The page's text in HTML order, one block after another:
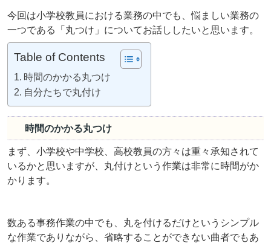
今回は小学校教員における業務の中でも、悩ましい業務の
一つである「丸つけ」についてお話ししたいと思います。
Table of Contents
時間のかかる丸つけ
自分たちで丸付け
時間のかかる丸つけ
まず、小学校や中学校、高校教員の方々は重々承知されて
いるかと思いますが、丸付けという作業は非常に時間がか
かります。
数ある事務作業の中でも、丸を付けるだけというシンプル
な作業でありながら、省略することができない曲者でもあ